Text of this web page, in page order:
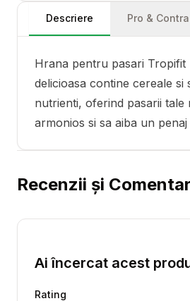
Descriere Pro & Contra
Hrana pentru pasari Tropifit
delicioasa contine cereale
nutrienti, oferind pasarii tale
armonios si sa aiba un
Recenzii și
Ai încercat acest
Rating